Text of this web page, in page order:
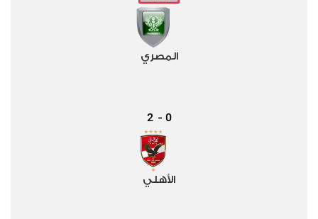
المصري
0
-
2
الأهلي